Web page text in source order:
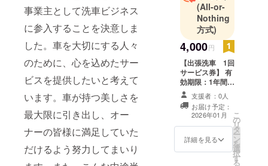
事業主として洗車ビジネス
に参入することを決意しま
した。車を大切にする人々
のために、心を込めたサー
ビスを提供したいと考えて
います。車が持つ美しさを
最大限に引き出し、オー
ナーの皆様に満足していた
だけるよう努力してまいり
(All-or-
Nothing
方式)
4,000円
【出張洗車 1回
サービス券】 有
効期限：1年間
（開業月から翌
年の同月末ま
で） ・詳細：無
水洗車の為、ど
この場所でもで
きます ・注意事
支援者：0人
お届け予定：
2026年01月
詳細を見る
こ
の
リ
タ
ー
ン
を
選
択
す
る